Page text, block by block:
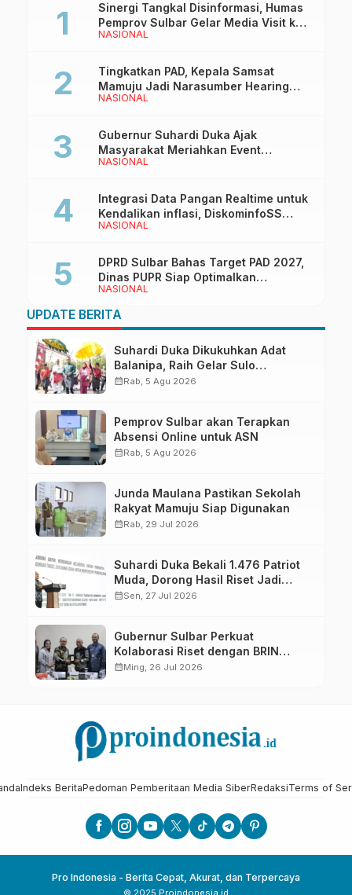
NASIONAL
Sinergi Tangkal Disinformasi, Humas
Pemprov Sulbar Gelar Media Visit ke
Kantor Redaksi di Mamuju
NASIONAL
Tingkatkan PAD, Kepala Samsat
Mamuju Jadi Narasumber Hearing
Bersama Wakil Ketua I DPRD Sulbar
NASIONAL
Gubernur Suhardi Duka Ajak
Masyarakat Meriahkan Event
Manakarra Fair 2026
NASIONAL
Integrasi Data Pangan Realtime untuk
Kendalikan inflasi, DiskominfoSS
Sulbar Kembangkan Sistem SAPEDA
NASIONAL
DPRD Sulbar Bahas Target PAD 2027,
Dinas PUPR Siap Optimalkan
Pendapatan Daerah
UPDATE BERITA
Suhardi Duka Dikukuhkan Adat
Balanipa, Raih Gelar Sulo
Tappidena
calendar_monthRab, 5 Agu 2026
Pemprov Sulbar akan Terapkan
Absensi Online untuk ASN
calendar_monthRab, 5 Agu 2026
Junda Maulana Pastikan Sekolah
Rakyat Mamuju Siap Digunakan
calendar_monthRab, 29 Jul 2026
Suhardi Duka Bekali 1.476 Patriot
Muda, Dorong Hasil Riset Jadi
Dasar Kebijakan Transmigrasi
calendar_monthSen, 27 Jul 2026
Gubernur Sulbar Perkuat
Kolaborasi Riset dengan BRIN
untuk Mendukung Pembangunan
calendar_monthMing, 26 Jul 2026
Indeks BeritaPedoman Pemberitaan Media SiberRedaksiTerms of
Pro Indonesia - Berita Cepat, Akurat, dan Terpercaya
© 2025 Proindonesia.id